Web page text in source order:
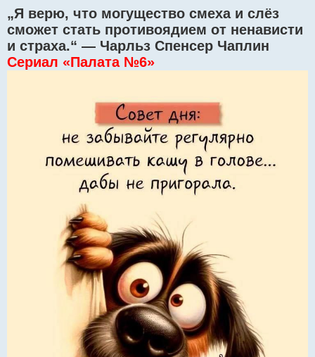
s
t
„Я верю, что могущество смеха и слёз
сможет стать противоядием от ненависти
и страха.“ — Чарльз Спенсер Чаплин
Сериал «Палата №6»